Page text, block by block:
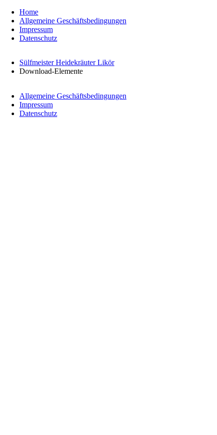
überspringen
Home
Allgemeine Geschäftsbedingungen
Impressum
Datenschutz
Sülfmeister Heidekräuter Likör
Download-Elemente
überspringenAllgemeine Geschäftsbedingungen
Impressum
Datenschutz